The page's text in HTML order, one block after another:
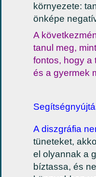
környezete:
önképe
A
tanul meg,
fontos, hogy a
és a gyermek
A diszgráfia
tüneteket,
el olyannak a
bíztassa, és